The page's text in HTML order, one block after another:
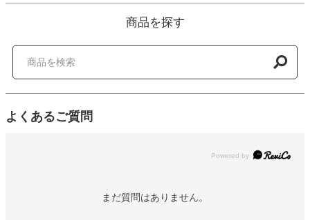
商品を探す
よくあるご質問
Powered by
まだ質問はありません。